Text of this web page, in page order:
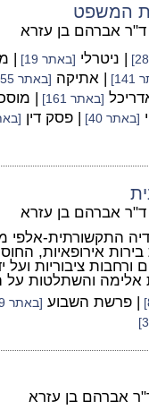
המשפט
ד"ר אברהם בן עזרא
| ניטרלי [באתר 19] |
| אתיקה [באתר 55]
[באתר 161] |
[באתר 40] | פסק דין [באתר
ד"ר אברהם בן עזרא
התקשורתית-אלפי
אירופאיות,
ורחבות ציבוריות ועל
אלימה והשתלטות על
| פרשת השבוע [באתר 119]
אברהם בן עזרא